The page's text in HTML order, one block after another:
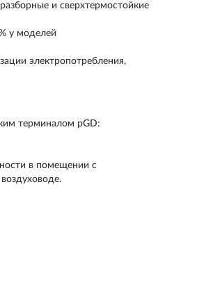
и сверхтермостойкие
у моделей
электропотребления,
терминалом pGD:
в помещении с